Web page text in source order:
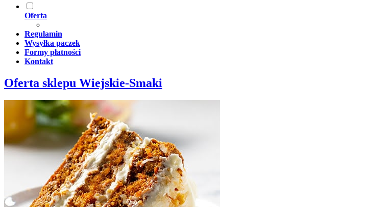
Oferta
Regulamin
Wysyłka paczek
Formy płatności
Kontakt
Oferta sklepu Wiejskie-Smaki